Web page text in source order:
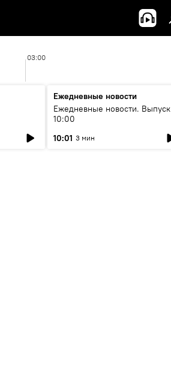
03:00
Ежедневные новости
Ежедневные новости. Выпуск
10:00
10:01 3 мин